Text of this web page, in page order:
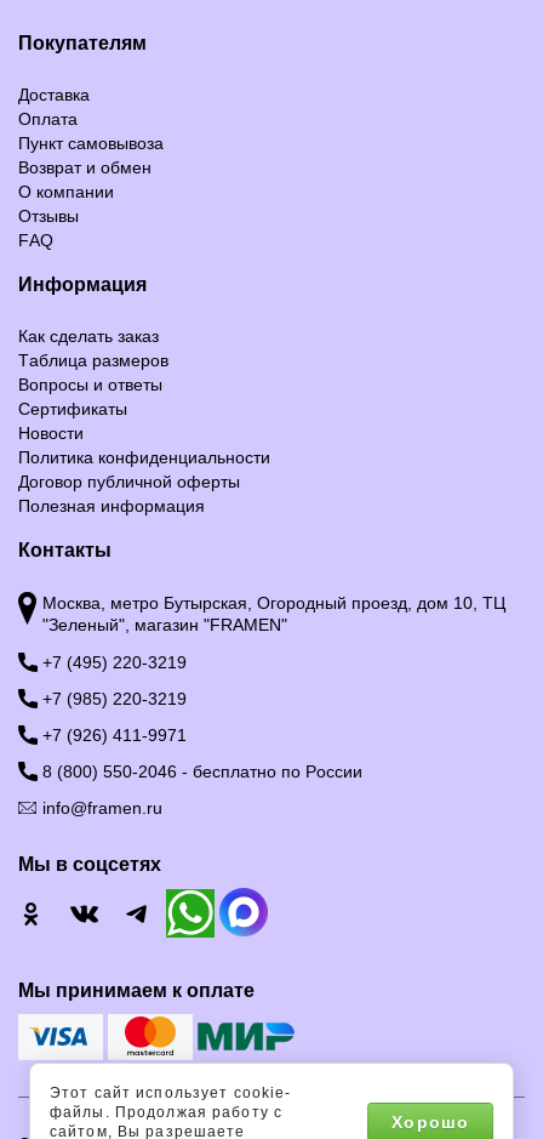
Покупателям
Доставка
Оплата
Пункт самовывоза
Возврат и обмен
О компании
Отзывы
FAQ
Информация
Как сделать заказ
Таблица размеров
Вопросы и ответы
Сертификаты
Новости
Политика конфиденциальности
Договор публичной оферты
Полезная информация
Контакты
Москва, метро Бутырская, Огородный проезд, дом 10, ТЦ
"Зеленый", магазин "FRAMEN"
+7 (495) 220-3219
+7 (985) 220-3219
+7 (926) 411-9971
8 (800) 550-2046 - бесплатно по России
info@framen.ru
Мы в соцсетях
Мы принимаем к оплате
Этот сайт использует cookie-
файлы. Продолжая работу с
сайтом, Вы разрешаете
Хорошо